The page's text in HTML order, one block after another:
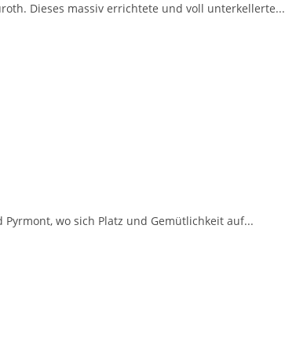
Dieses massiv errichtete und voll unterkellerte...
wo sich Platz und Gemütlichkeit auf...